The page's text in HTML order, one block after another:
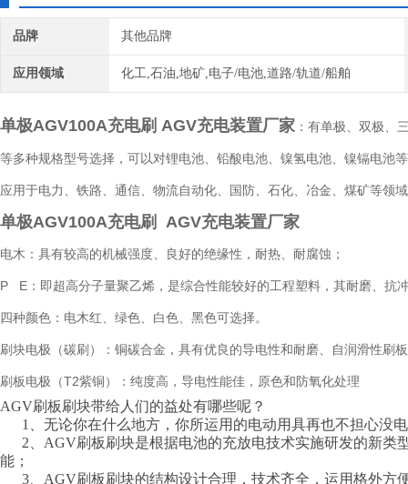
品牌 其他品牌
应用领域 化工,石油,地矿,电子/电池,道路/轨道/船舶
单极AGV100A充电刷 AGV充电装置厂家 ：有单极、双极、
等多种规格型号选择，可以对锂电池、铅酸电池、镍氢电池、镍镉电池
应用于电力、铁路、通信、物流自动化、国防、石化、冶金、煤矿等领
单极AGV100A充电刷 AGV充电装置厂家
电木：具有较高的机械强度、良好的绝缘性，耐热、耐腐蚀；
P E：即超高分子量聚乙烯，是综合性能较好的工程塑料，其耐磨、抗
四种颜色：电木红、绿色、白色、黑色可选择。
刷块电极（碳刷）：铜碳合金，具有优良的导电性和耐磨、自润滑性刷
刷板电极（T2紫铜）：纯度高，导电性能佳，原色和防氧化处理
AGV刷板刷块带给人们的益处有哪些呢？
1、无论你在什么地方，你所运用的电动用具再也不担心没
2、AGV刷板刷块是根据电池的充放电技术实施研发的新类
能；
3、AGV刷板刷块的结构设计合理，技术齐全，运用格外方